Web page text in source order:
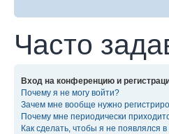
Часто
Вход на конференцию и
Почему я не могу войти?
Зачем мне вообще нужно
Почему мне периодически
Как сделать, чтобы я не появлялся